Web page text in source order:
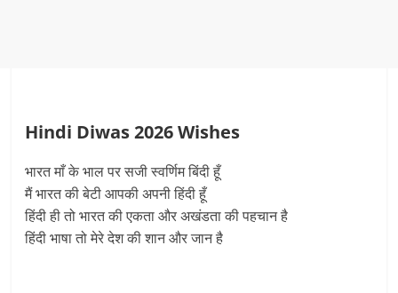
Hindi Diwas 2026 Wishes
भारत माँ के भाल पर सजी स्वर्णिम बिंदी हूँ
मैं भारत की बेटी आपकी अपनी हिंदी हूँ
हिंदी ही तो भारत की एकता और अखंडता की पहचान है
हिंदी भाषा तो मेरे देश की शान और जान है